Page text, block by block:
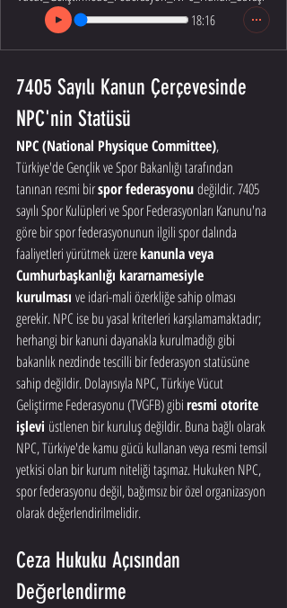
18:16
7405 Sayılı Kanun Çerçevesinde
NPC'nin Statüsü
NPC (National Physique Committee),
Türkiye'de Gençlik ve Spor Bakanlığı tarafından
tanınan resmi bir spor federasyonu değildir. 7405
sayılı Spor Kulüpleri ve Spor Federasyonları Kanunu'na
göre bir spor federasyonunun ilgili spor dalında
faaliyetleri yürütmek üzere kanunla veya
Cumhurbaşkanlığı kararnamesiyle
kurulması ve idari-mali özerkliğe sahip olması
gerekir. NPC ise bu yasal kriterleri karşılamamaktadır;
herhangi bir kanuni dayanakla kurulmadığı gibi
bakanlık nezdinde tescilli bir federasyon statüsüne
sahip değildir. Dolayısıyla NPC, Türkiye Vücut
Geliştirme Federasyonu (TVGFB) gibi resmi otorite
işlevi üstlenen bir kuruluş değildir. Buna bağlı olarak
NPC, Türkiye'de kamu gücü kullanan veya resmi temsil
yetkisi olan bir kurum niteliği taşımaz. Hukuken NPC,
spor federasyonu değil, bağımsız bir özel organizasyon
olarak değerlendirilmelidir.
Ceza Hukuku Açısından
Değerlendirme